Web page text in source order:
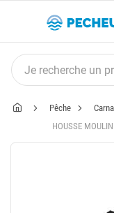
Pêche
HOUSSE